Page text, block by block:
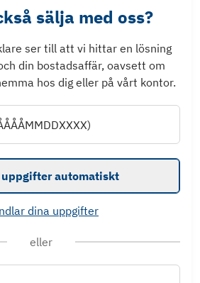
sälja med oss?
ser till att vi hittar en lösning
din bostadsaffär, oavsett om
hos dig eller på vårt kontor.
uppgifter automatiskt
dina uppgifter
eller